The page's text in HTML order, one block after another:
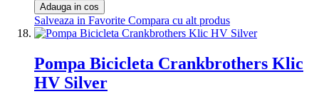
Adauga in cos
Salveaza in Favorite Compara cu alt produs
Pompa Bicicleta Crankbrothers Klic
HV Silver